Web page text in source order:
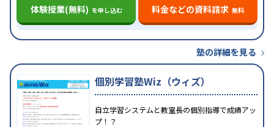
体験授業(無料) を申し込む 料金などの資料請求 無料
塾の詳細を見る
個別学習塾Wiz（ウィズ）
自立学習システムと教室長の個別指導で成績アッ
プ！？